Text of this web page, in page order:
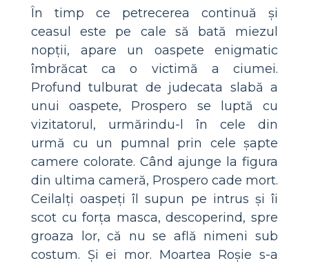
În timp ce petrecerea continuă și
ceasul este pe cale să bată miezul
nopții, apare un oaspete enigmatic
îmbrăcat ca o victimă a ciumei.
Profund tulburat de judecata slabă a
unui oaspete, Prospero se luptă cu
vizitatorul, urmărindu-l în cele din
urmă cu un pumnal prin cele șapte
camere colorate. Când ajunge la figura
din ultima cameră, Prospero cade mort.
Ceilalți oaspeți îl supun pe intrus și îi
scot cu forța masca, descoperind, spre
groaza lor, că nu se află nimeni sub
costum. Și ei mor. Moartea Roșie s-a